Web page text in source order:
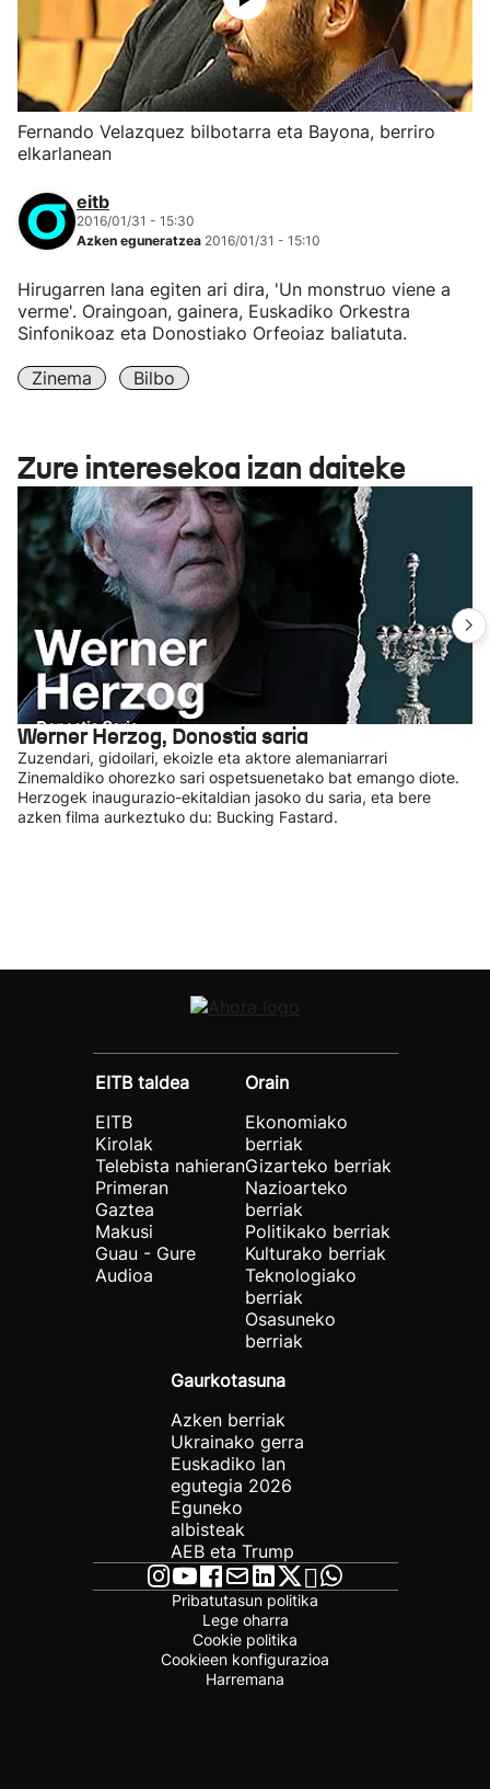
Fernando Velazquez bilbotarra eta Bayona, berriro
elkarlanean
eitb
2016/01/31 - 15:30
Azken eguneratzea 2016/01/31 - 15:10
Hirugarren lana egiten ari dira, 'Un monstruo viene a
verme'. Oraingoan, gainera, Euskadiko Orkestra
Sinfonikoaz eta Donostiako Orfeoiaz baliatuta.
Zinema Bilbo
Zure interesekoa izan daiteke
Werner Herzog, Donostia saria
Zuzendari, gidoilari, ekoizle eta aktore alemaniarrari
Zinemaldiko ohorezko sari ospetsuenetako bat emango diote.
Herzogek inaugurazio-ekitaldian jasoko du saria, eta bere
azken filma aurkeztuko du: Bucking Fastard.
EITB taldea
EITB
Kirolak
Telebista nahieran
Primeran
Gaztea
Makusi
Guau - Gure
Audioa
Orain
Ekonomiako
berriak
Gizarteko berriak
Nazioarteko
berriak
Politikako berriak
Kulturako berriak
Teknologiako
berriak
Osasuneko
berriak
Gaurkotasuna
Azken berriak
Ukrainako gerra
Euskadiko lan
egutegia 2026
Eguneko
albisteak
AEB eta Trump
Pribatutasun politika
Lege oharra
Cookie politika
Cookieen konfigurazioa
Harremana